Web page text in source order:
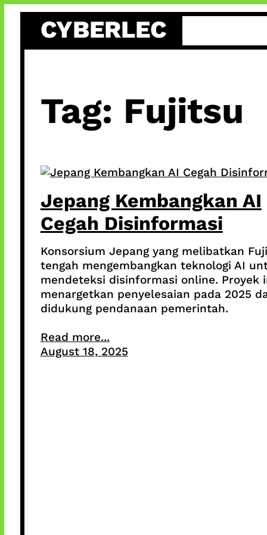
content
CYBERLEC
Tag: Fujitsu
Jepang Kembangkan AI
Cegah Disinformasi
Konsorsium Jepang yang melibatkan
tengah mengembangkan teknologi AI
mendeteksi disinformasi online. Proyek
menargetkan penyelesaian pada 2025
didukung pendanaan pemerintah.
Read more...
August 18, 2025